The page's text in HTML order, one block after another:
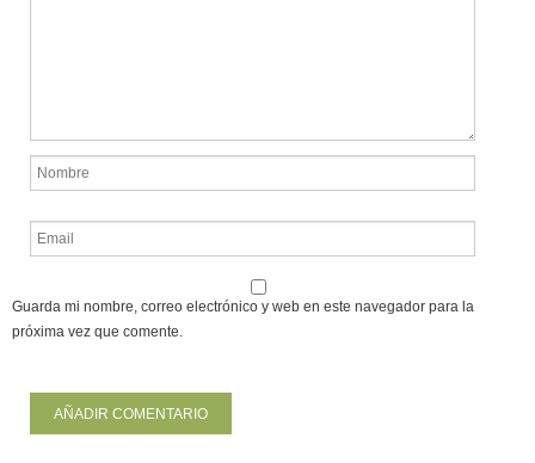
Guarda mi nombre, correo electrónico y web en este navegador para la
próxima vez que comente.